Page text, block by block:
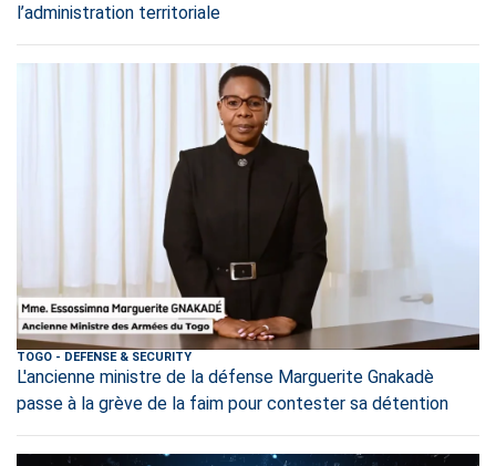
l’administration territoriale
TOGO - DEFENSE & SECURITY
L'ancienne ministre de la défense Marguerite Gnakadè
passe à la grève de la faim pour contester sa détention